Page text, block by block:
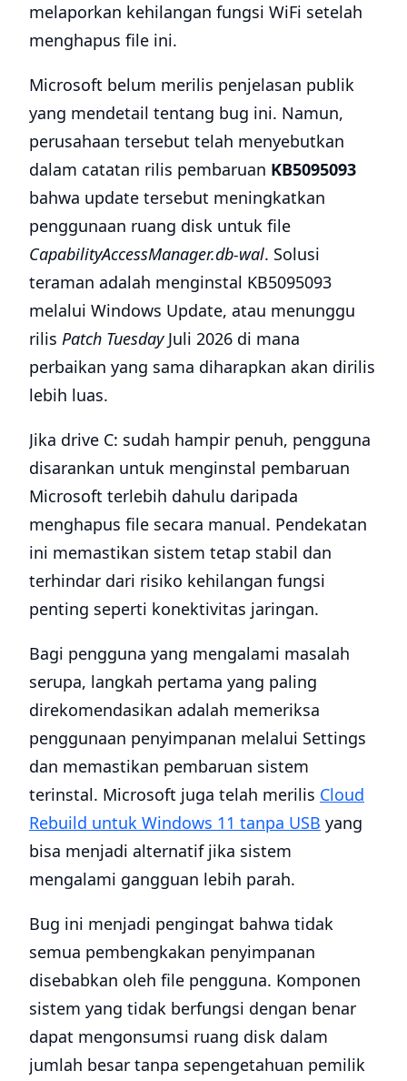
melaporkan kehilangan fungsi WiFi setelah
menghapus file ini.
Microsoft belum merilis penjelasan publik
yang mendetail tentang bug ini. Namun,
perusahaan tersebut telah menyebutkan
dalam catatan rilis pembaruan KB5095093
bahwa update tersebut meningkatkan
penggunaan ruang disk untuk file
CapabilityAccessManager.db-wal. Solusi
teraman adalah menginstal KB5095093
melalui Windows Update, atau menunggu
rilis Patch TuesdayJuli 2026 di mana
perbaikan yang sama diharapkan akan dirilis
lebih luas.
Jika drive C: sudah hampir penuh, pengguna
disarankan untuk menginstal pembaruan
Microsoft terlebih dahulu daripada
menghapus file secara manual. Pendekatan
ini memastikan sistem tetap stabil dan
terhindar dari risiko kehilangan fungsi
penting seperti konektivitas jaringan.
Bagi pengguna yang mengalami masalah
serupa, langkah pertama yang paling
direkomendasikan adalah memeriksa
penggunaan penyimpanan melalui Settings
dan memastikan pembaruan sistem
terinstal. Microsoft juga telah merilis Cloud
Rebuild untuk Windows 11 tanpa USB yang
bisa menjadi alternatif jika sistem
mengalami gangguan lebih parah.
Bug ini menjadi pengingat bahwa tidak
semua pembengkakan penyimpanan
disebabkan oleh file pengguna. Komponen
sistem yang tidak berfungsi dengan benar
dapat mengonsumsi ruang disk dalam
jumlah besar tanpa sepengetahuan pemilik